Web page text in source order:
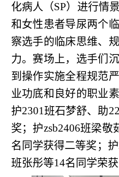
化病人（SP）进行情
和女性患者导尿两个
察选手的临床思维、
力。赛场上，选手们
到操作实施全程规范
业功底和良好的职业
护2301班石梦舒、助
奖；护zsb2406班梁敬
名同学获得二等奖；
班张彤等14名同学荣获